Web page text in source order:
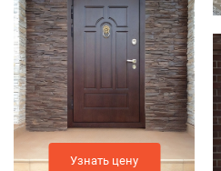
Узнать цену